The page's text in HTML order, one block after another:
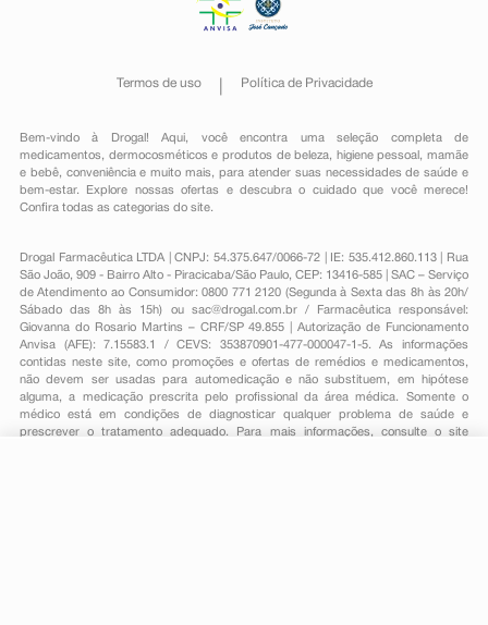
Termos de uso Política de Privacidade
Bem-vindo à Drogal! Aqui, você encontra uma seleção completa de
medicamentos , dermocosméticos e produtos de beleza, higiene pessoal ,mamãe
e bebê, conveniênciae muito mais, para atender suas necessidades de saúde e
bem-estar. Explore nossas ofertas e descubra o cuidado que você merece!
Confira todas as categorias do site.
Drogal Farmacêutica LTDA | CNPJ: 54.375.647/0066-72 | IE: 535.412.860.113 | Rua
São João, 909 - Bairro Alto - Piracicaba/São Paulo, CEP: 13416-585 | SAC – Serviço
de Atendimento ao Consumidor: 0800 771 2120 (Segunda à Sexta das 8h às 20h/
Sábado das 8h às 15h) ou sac@drogal.com.br/ Farmacêutica responsável:
Giovanna do Rosario Martins – CRF/SP 49.855 | Autorização de Funcionamento
Anvisa (AFE): 7.15583.1 / CEVS: 353870901-477-000047-1-5. As informações
contidas neste site, como promoções e ofertas de remédios e medicamentos,
não devem ser usadas para automedicação e não substituem, em hipótese
alguma, a medicação prescrita pelo profissional da área médica. Somente o
médico está em condições de diagnosticar qualquer problema de saúde e
prescrever o tratamento adequado. Para mais informações, consulte o site